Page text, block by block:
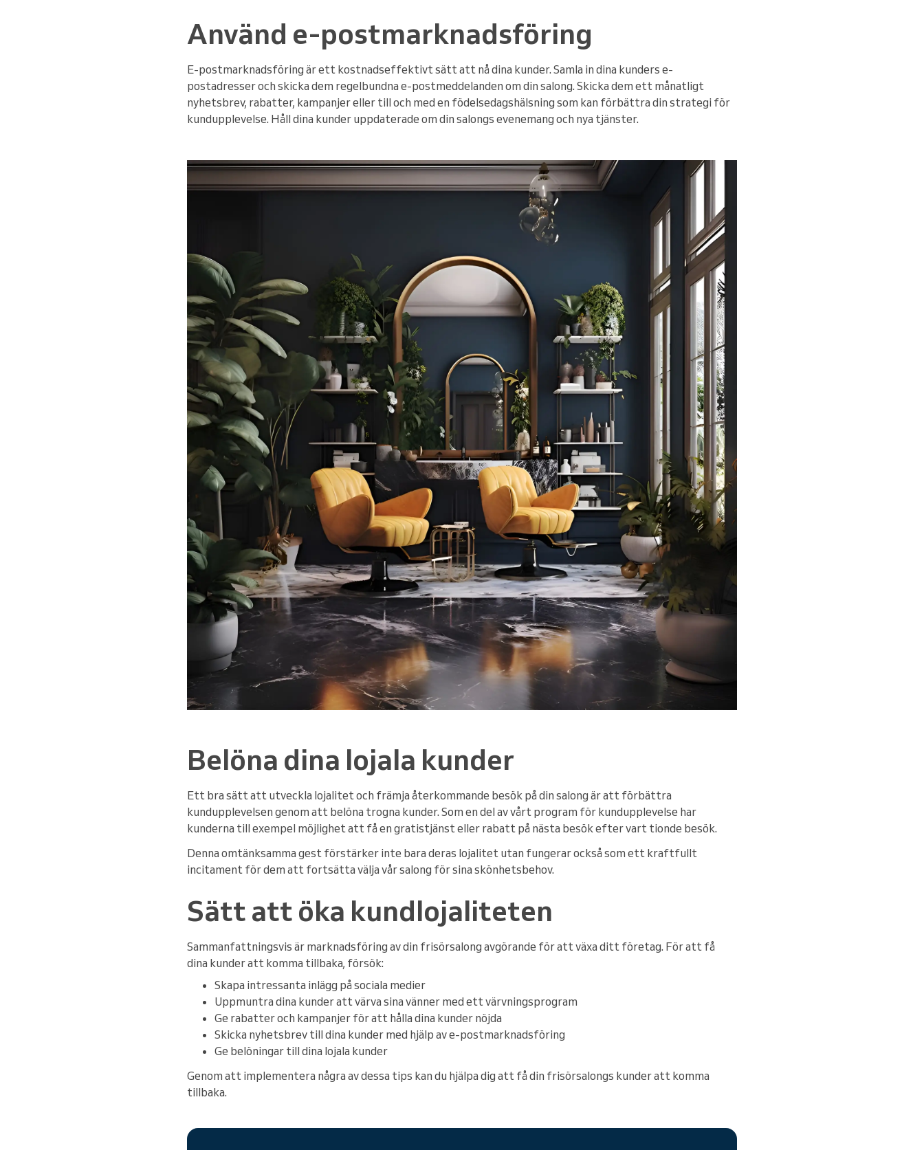
Använd e-postmarknadsföring
E-postmarknadsföring är ett kostnadseffektivt sätt att nå dina kunder. Samla in dina kunders e-
postadresser och skicka dem regelbundna e-postmeddelanden om din salong. Skicka dem ett månatligt
nyhetsbrev, rabatter, kampanjer eller till och med en födelsedagshälsning som kan förbättra din strategi för
kundupplevelse. Håll dina kunder uppdaterade om din salongs evenemang och nya tjänster.
Belöna dina lojala kunder
Ett bra sätt att utveckla lojalitet och främja återkommande besök på din salong är att förbättra
kundupplevelsen genom att belöna trogna kunder. Som en del av vårt program för kundupplevelse har
kunderna till exempel möjlighet att få en gratistjänst eller rabatt på nästa besök efter vart tionde besök.
Denna omtänksamma gest förstärker inte bara deras lojalitet utan fungerar också som ett kraftfullt
incitament för dem att fortsätta välja vår salong för sina skönhetsbehov.
Sätt att öka kundlojaliteten
Sammanfattningsvis är marknadsföring av din frisörsalong avgörande för att växa ditt företag. För att få
dina kunder att komma tillbaka, försök:
Skapa intressanta inlägg på sociala medier
Uppmuntra dina kunder att värva sina vänner med ett värvningsprogram
Ge rabatter och kampanjer för att hålla dina kunder nöjda
Skicka nyhetsbrev till dina kunder med hjälp av e-postmarknadsföring
Ge belöningar till dina lojala kunder
Genom att implementera några av dessa tips kan du hjälpa dig att få din frisörsalongs kunder att komma
tillbaka.